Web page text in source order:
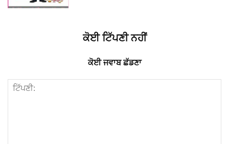
ਕੋਈ ਟਿੱਪਣੀ ਨਹੀਂ
ਕੋਈ ਜਵਾਬ ਛੱਡਣਾ